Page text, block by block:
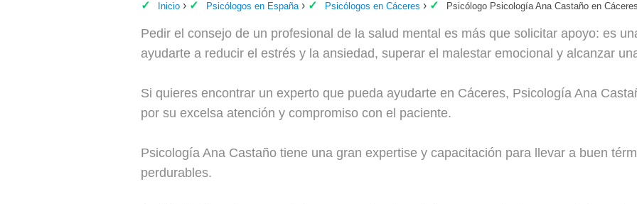
Inicio Psicólogos en España Psicólogos en Cáceres Psicólogo Psicología Ana Castaño en Cáceres
Pedir el consejo de un profesional de la salud mental es más que solicitar apoyo: es
ayudarte a reducir el estrés y la ansiedad, superar el malestar emocional y alcanzar
Si quieres encontrar un experto que pueda ayudarte en Cáceres, Psicología Ana
por su excelsa atención y compromiso con el paciente.
Psicología Ana Castaño tiene una gran expertise y capacitación para llevar a buen
perdurables.